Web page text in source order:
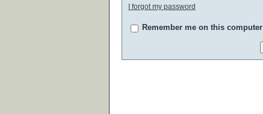
I forgot my password
Remember me on this computer